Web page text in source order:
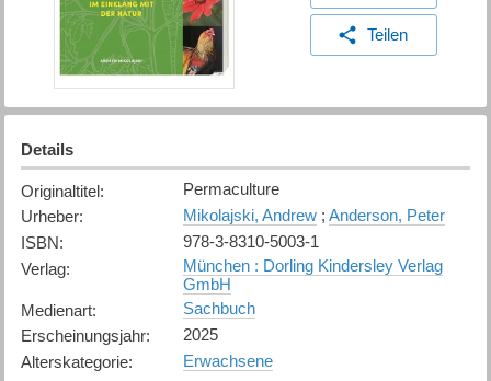
Teilen
Details
Originaltitel:
Permaculture
Urheber: Mikolajski, Andrew; Anderson, Peter
ISBN:
978-3-8310-5003-1
Verlag:
München : Dorling Kindersley Verlag
GmbH
Medienart:
Sachbuch
Erscheinungsjahr:
2025
Alterskategorie: Erwachsene